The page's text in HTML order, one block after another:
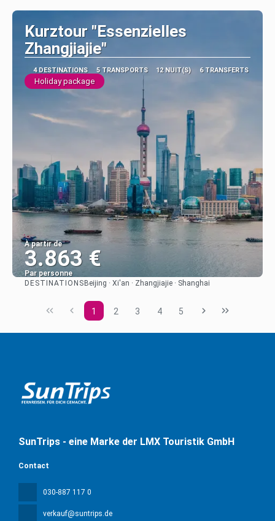
Kurztour "Essenzielles
Zhangjiajie"
4 DESTINATIONS 5 TRANSPORTS 12 NUIT(S) 6 TRANSFERTS
Holiday package
À partir de
3.863 €
Par personne
DESTINATIONS Beijing · Xi'an · Zhangjiajie · Shanghai
1 2 3 4 5
SunTrips - eine Marke der LMX Touristik GmbH
Contact
030-887 117 0
verkauf@suntrips.de